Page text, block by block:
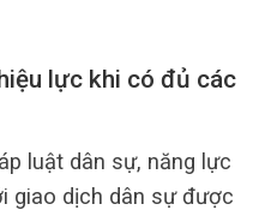
lực khi có đủ các
luật dân sự, năng lực
giao dịch dân sự được